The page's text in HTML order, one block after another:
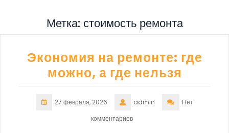
Метка: стоимость ремонта
Экономия на ремонте: где
можно, а где нельзя
27 февраля, 2026 admin
Нет
комментариев